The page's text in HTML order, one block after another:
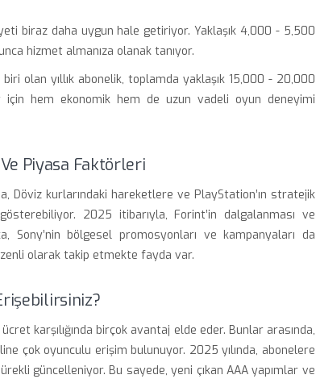
biraz daha uygun hale getiriyor. Yaklaşık 4,000 - 5,500
hizmet almanıza olanak tanıyor.
olan yıllık abonelik, toplamda yaklaşık 15,000 - 20,000
için hem ekonomik hem de uzun vadeli oyun deneyimi
Piyasa Faktörleri
Döviz kurlarındaki hareketlere ve PlayStation’ın stratejik
2025 itibarıyla, Forint’in dalgalanması ve
Sony’nin bölgesel promosyonları ve kampanyaları da
olarak takip etmekte fayda var.
karşılığında birçok avantaj elde eder. Bunlar arasında,
çok oyunculu erişim bulunuyor. 2025 yılında, abonelere
güncelleniyor. Bu sayede, yeni çıkan AAA yapımlar ve